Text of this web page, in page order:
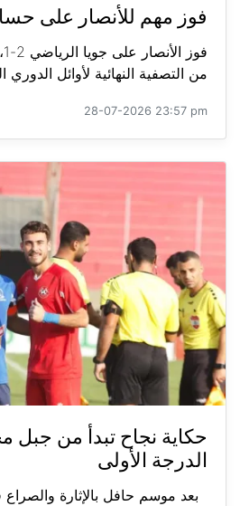
فوز مهم للأنصار على
من التصفية النهائية لأوائل الدوري
28-07-2026 23:57 pm
حكاية نجاح تبدأ من
الدرجة الأولى
بعد موسم حافل بالإثارة